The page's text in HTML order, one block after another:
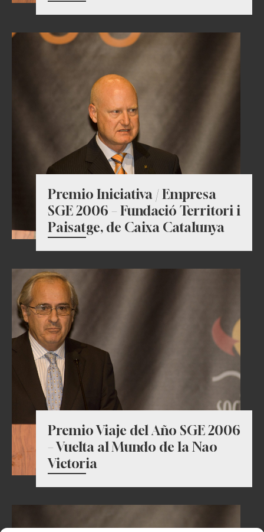
Premio Iniciativa / Empresa
SGE 2006 – Fundació Territori i
Paisatge, de Caixa Catalunya
Premio Viaje del Año SGE 2006
– Vuelta al Mundo de la Nao
Victoria